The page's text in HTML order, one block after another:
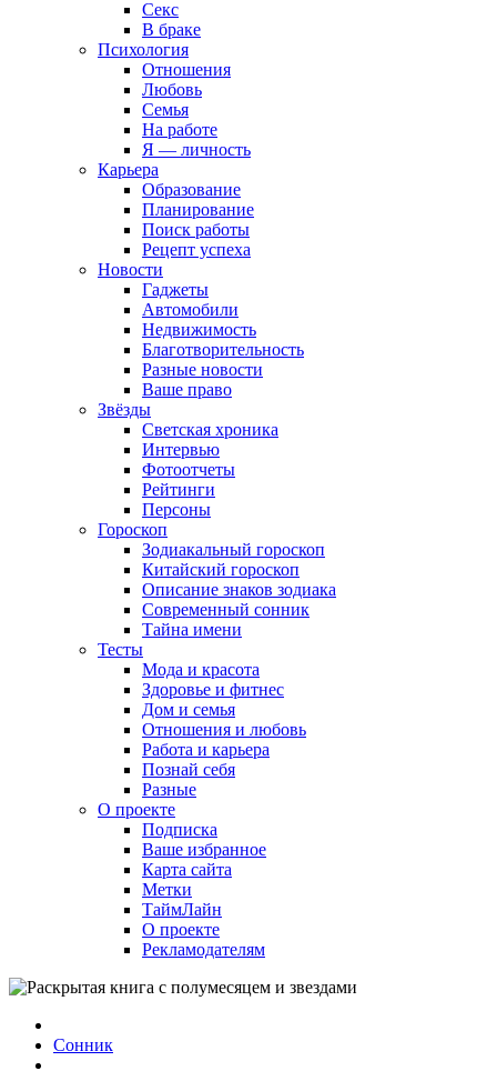
Секс
В браке
Психология
Отношения
Любовь
Семья
На работе
Я — личность
Карьера
Образование
Планирование
Поиск работы
Рецепт успеха
Новости
Гаджеты
Автомобили
Недвижимость
Благотворительность
Разные новости
Ваше право
Звёзды
Светская хроника
Интервью
Фотоотчеты
Рейтинги
Персоны
Гороскоп
Зодиакальный гороскоп
Китайский гороскоп
Описание знаков зодиака
Современный сонник
Тайна имени
Тесты
Мода и красота
Здоровье и фитнес
Дом и семья
Отношения и любовь
Работа и карьера
Познай себя
Разные
О проекте
Подписка
Ваше избранное
Карта сайта
Метки
ТаймЛайн
О проекте
Рекламодателям
Сонник